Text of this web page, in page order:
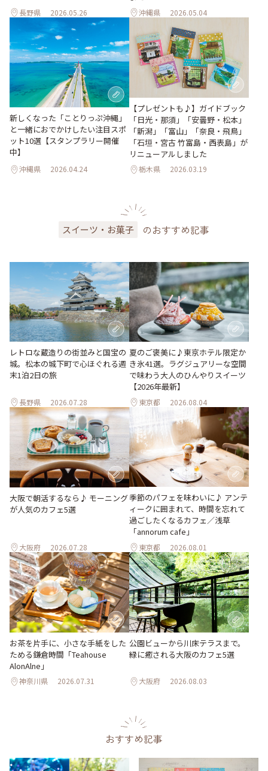
長野県 2026.05.26 沖縄県 2026.05.04
新しくなった「ことりっぷ沖縄」
と一緒におでかけしたい注目スポ
ット10選【スタンプラリー開催
中】
沖縄県 2026.04.24
【プレゼントも♪】ガイドブック
「日光・那須」「安曇野・松本」
「新潟」「富山」「奈良・飛鳥」
「石垣・宮古 竹富島・西表島」が
リニューアルしました
栃木県 2026.03.19
スイーツ・お菓子 のおすすめ記事
レトロな蔵造りの街並みと国宝の
城。松本の城下町で心ほぐれる週
末1泊2日の旅
長野県 2026.07.28
夏のご褒美に♪東京ホテル限定か
き氷41選。ラグジュアリーな空間
で味わう大人のひんやりスイーツ
【2026年最新】
東京都 2026.08.04
大阪で朝活するなら♪ モーニング
が人気のカフェ5選
大阪府 2026.07.28
季節のパフェを味わいに♪ アンテ
ィークに囲まれて、時間を忘れて
過ごしたくなるカフェ／浅草
「annorum cafe」
東京都 2026.08.01
お茶を片手に、小さな手紙をした
ためる鎌倉時間「Teahouse
AlonAlne」
神奈川県 2026.07.31
公園ビューから川床テラスまで。
緑に癒される大阪のカフェ5選
大阪府 2026.08.03
おすすめ記事